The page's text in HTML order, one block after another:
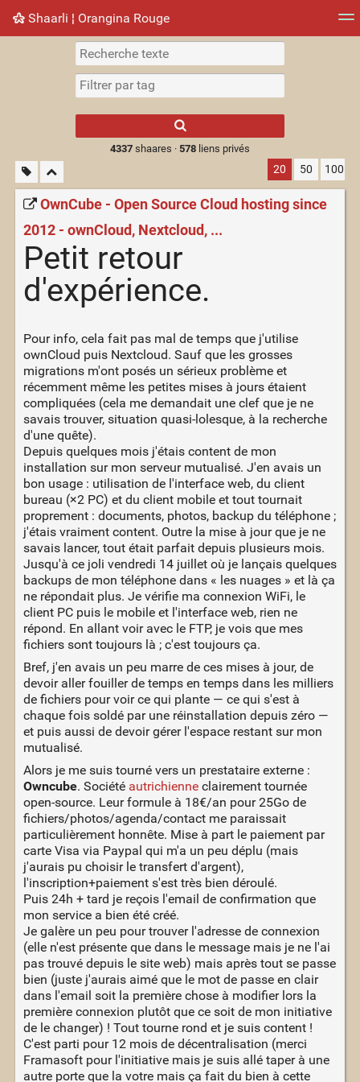
Shaarli ¦ Orangina Rouge
Nuage de tags Mur d'images
results.
4337shaares · 578liens privés
20 50 100
OwnCube - Open Source Cloud hosting since
2012 - ownCloud, Nextcloud, ...
Petit retour
d'expérience.
Pour info, cela fait pas mal de temps que j'utilise
ownCloud puis Nextcloud. Sauf que les grosses
migrations m'ont posés un sérieux problème et
récemment même les petites mises à jours étaient
compliquées (cela me demandait une clef que je ne
savais trouver, situation quasi-lolesque, à la recherche
d'une quête).
Depuis quelques mois j'étais content de mon
installation sur mon serveur mutualisé. J'en avais un
bon usage : utilisation de l'interface web, du client
bureau (×2 PC) et du client mobile et tout tournait
proprement : documents, photos, backup du téléphone ;
j'étais vraiment content. Outre la mise à jour que je ne
savais lancer, tout était parfait depuis plusieurs mois.
Jusqu'à ce joli vendredi 14 juillet où je lançais quelques
backups de mon téléphone dans « les nuages » et là ça
ne répondait plus. Je vérifie ma connexion WiFi, le
client PC puis le mobile et l'interface web, rien ne
répond. En allant voir avec le FTP, je vois que mes
fichiers sont toujours là ; c'est toujours ça.
Bref, j'en avais un peu marre de ces mises à jour, de
devoir aller fouiller de temps en temps dans les milliers
de fichiers pour voir ce qui plante — ce qui s'est à
chaque fois soldé par une réinstallation depuis zéro —
et puis aussi de devoir gérer l'espace restant sur mon
mutualisé.
Alors je me suis tourné vers un prestataire externe :
Owncube. Société autrichienneclairement tournée
open-source. Leur formule à 18€/an pour 25Go de
fichiers/photos/agenda/contact me paraissait
particulièrement honnête. Mise à part le paiement par
carte Visa via Paypal qui m'a un peu déplu (mais
j'aurais pu choisir le transfert d'argent),
l'inscription+paiement s'est très bien déroulé.
Puis 24h + tard je reçois l'email de confirmation que
mon service a bien été créé.
Je galère un peu pour trouver l'adresse de connexion
(elle n'est présente que dans le message mais je ne l'ai
pas trouvé depuis le site web) mais après tout se passe
bien (juste j'aurais aimé que le mot de passe en clair
dans l'email soit la première chose à modifier lors la
première connexion plutôt que ce soit de mon initiative
de le changer) ! Tout tourne rond et je suis content !
C'est parti pour 12 mois de décentralisation (merci
Framasoft pour l'initiative mais je suis allé taper à une
autre porte que la votre mais ça fait du bien à cette